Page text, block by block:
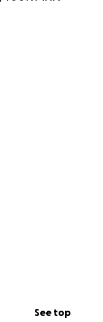
See top